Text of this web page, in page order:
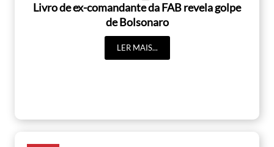
Livro de ex-comandante da FAB revela golpe
de Bolsonaro
LER MAIS...